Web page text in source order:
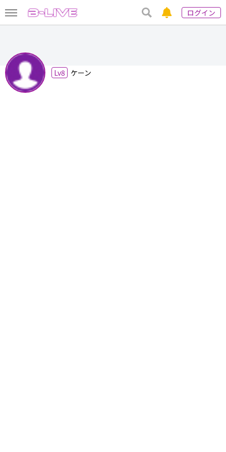
ログイン
Lv8 ケーン